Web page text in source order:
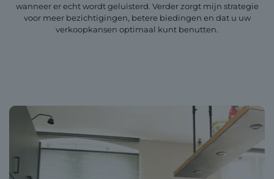
wanneer er echt wordt geluisterd. Verder zorgt mijn strategie
voor meer bezichtigingen, betere biedingen en dat u uw
verkoopkansen optimaal kunt benutten.